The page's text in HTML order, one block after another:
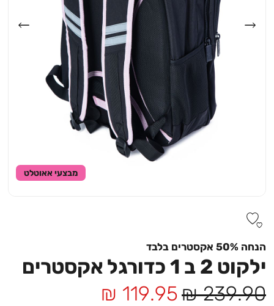
הנחה 50% אקסטרים בלבד
ילקוט 2 ב 1 כדורגל אקסטרים
מחיר
119.95 ₪
מחיר
239.90 ₪
מבצעי אאוטלט